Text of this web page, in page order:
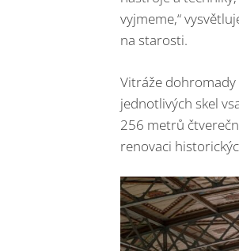
vyjmeme,“
na starosti.
Vitráže dohromady
jednotlivých skel
256 metrů
renovaci